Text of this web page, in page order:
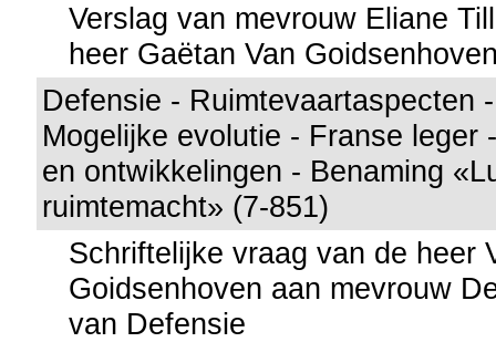
Verslag van mevrouw Eliane
heer Gaëtan Van
Defensie - Ruimtevaartaspecten
Mogelijke evolutie - Franse leger
en ontwikkelingen - Benaming
ruimtemacht» (7-851)
Schriftelijke vraag van de heer
Goidsenhoven aan mevrouw
van Defensie